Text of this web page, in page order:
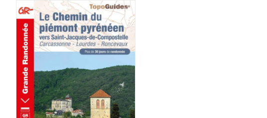
AJOUTER AU PANIER
/
DÉTAILS